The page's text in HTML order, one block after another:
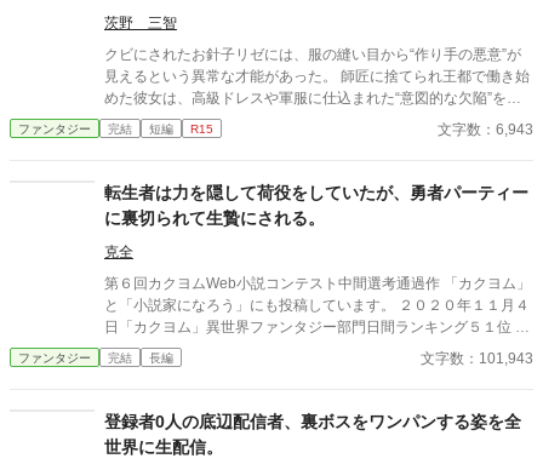
茨野 三智
クビにされたお針子リゼには、服の縫い目から“作り手の悪意”が
見えるという異常な才能があった。 師匠に捨てられ王都で働き始
めた彼女は、高級ドレスや軍服に仕込まれた“意図的な欠陥”を
次々と見抜いていく。 それは事故ではなく、誰かが仕掛けた罠だ
った。 「これでは……着る人がかわいそうです」 ただの修繕のは
ファンタジー 完結 短編 R15 文字数：6,943
転生者は力を隠して荷役をしていたが、勇者パーティー
に裏切られて生贄にされる。
克全
第６回カクヨムWeb小説コンテスト中間選考通過作 「カクヨム」
と「小説家になろう」にも投稿しています。 ２０２０年１１月４
日「カクヨム」異世界ファンタジー部門日間ランキング５１位 ２
０２０年１１月４日「カクヨム」異世界ファンタジー部門週間ラ
ンキング５２位 転生者のブルーノは絶大な力を持っていたが、そ
の力で勇者を騙る卑怯下劣な連中に、レットドラゴンから逃げる
ための生贄として、ボス部屋に放置された。腐敗した教会と冒険
者ギルドが結託て偽の勇者パーティーを作り、ぼろ儲けしている
ファンタジー 完結 長編 文字数：101,943
登録者0人の底辺配信者、裏ボスをワンパンする姿を全
世界に生配信。